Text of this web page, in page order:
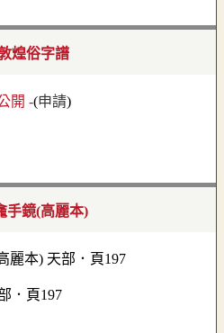
煌俗字譜
開 -(申請)
手鏡(高麗本)
．頁197